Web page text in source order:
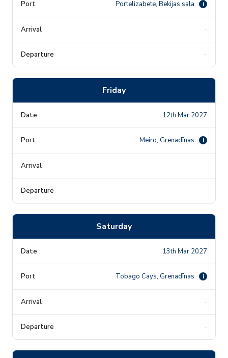
Portelizabete, Bekijas sala i
-
-
Friday
12th Mar 2027
Meiro, Grenadīnas i
-
-
Saturday
13th Mar 2027
Tobago Cays, Grenadīnas i
-
-